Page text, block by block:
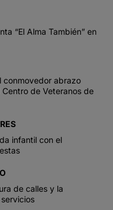
“El Alma También” en
conmovedor abrazo
de Veteranos de
infantil con el
de calles y la